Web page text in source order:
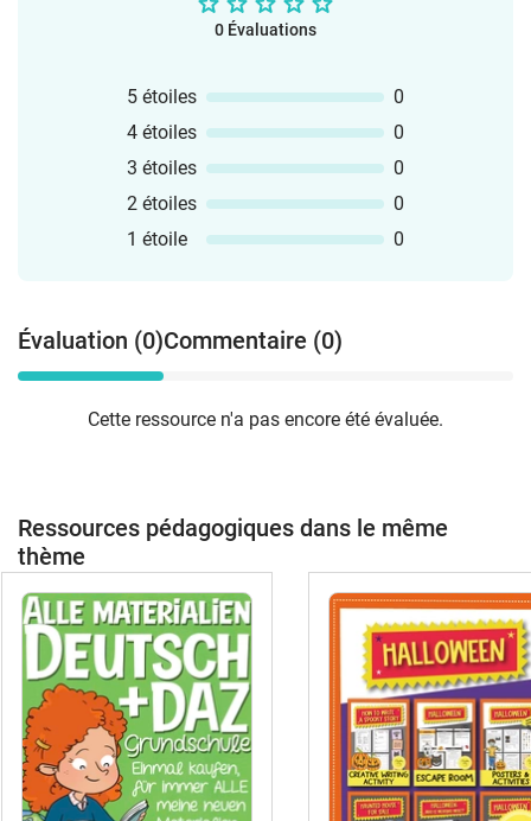
0 Évaluations
5 étoiles
0
4 étoiles
0
3 étoiles
0
2 étoiles
0
1 étoile
0
Évaluation (0)Commentaire (0)
Cette ressource n'a pas encore été évaluée.
Ressources pédagogiques dans le même
thème